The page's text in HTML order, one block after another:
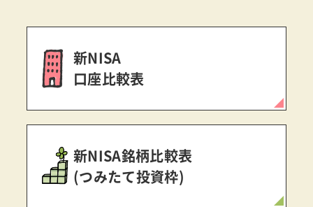
新NISA
口座比較表
新NISA銘柄比較表
(つみたて投資枠)